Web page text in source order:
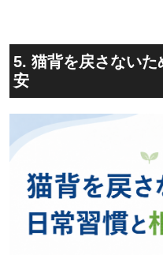
5. 猫背を戻さないた
安